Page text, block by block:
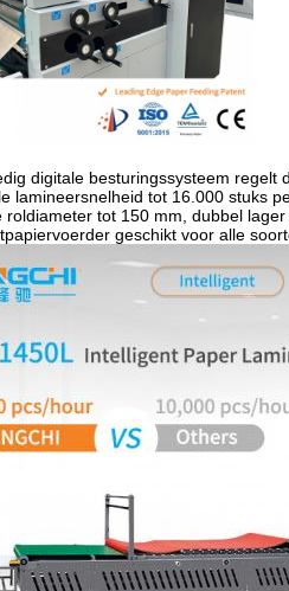
digitale besturingssysteem regelt
lamineersnelheid tot 16.000 stuks
roldiameter tot 150 mm, dubbel
geschikt voor alle